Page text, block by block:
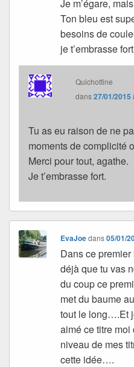
Je m’égare,
Ton bleu est
besoins de
je t’embrasse fort
Quichottine
dans27/01/2015
Tu as eu raison de ne
moments de complicité
Merci pour tout, agathe.
Je t’embrasse fort.
EvaJoedans05/01/
Dans ce
déjà que tu vas
du coup ce
met du baume
tout le long….Et
aimé ce titre
niveau de mes
cette idée….